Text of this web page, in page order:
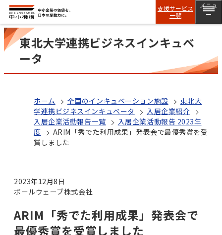
支援サービス
一覧
メニュ
ー
東北大学連携ビジネスインキュベ
ータ
ホーム 全国のインキュベーション施設
東北大
学連携ビジネスインキュベータ
入居企業紹介
入居企業活動報告一覧
入居企業活動報告 2023年
度
ARIM「秀でた利用成果」発表会で最優秀賞を受
賞しました
2023年12月8日
ボールウェーブ株式会社
ARIM「秀でた利用成果」発表会で
最優秀賞を受賞しました